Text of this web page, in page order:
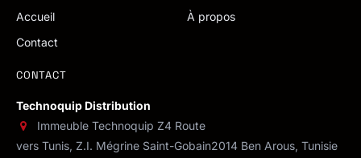
Accueil
À propos
Contact
CONTACT
Technoquip Distribution
Immeuble Technoquip Z4 Route
vers Tunis, Z.I. Mégrine Saint-Gobain2014 Ben Arous, Tunisie